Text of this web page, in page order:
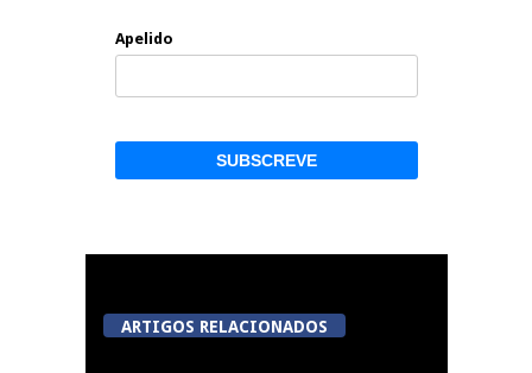
Apelido
ARTIGOS RELACIONADOS